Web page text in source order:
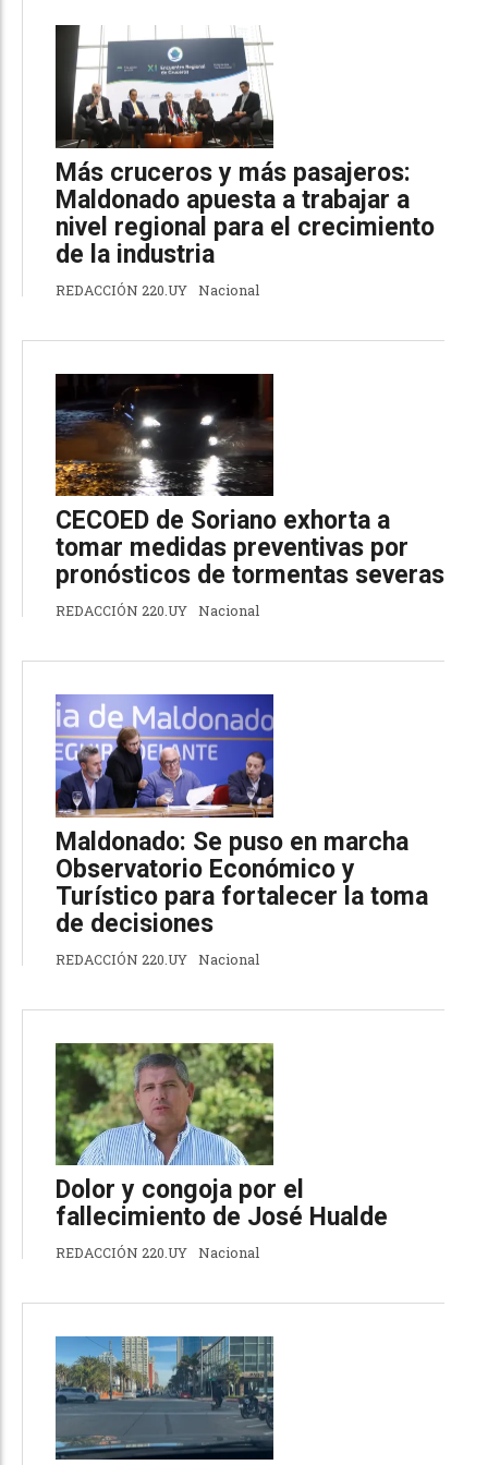
Más cruceros y más pasajeros:
Maldonado apuesta a trabajar a
nivel regional para el crecimiento
de la industria
REDACCIÓN 220.UY Nacional
CECOED de Soriano exhorta a
tomar medidas preventivas por
pronósticos de tormentas severas
REDACCIÓN 220.UY Nacional
Maldonado: Se puso en marcha
Observatorio Económico y
Turístico para fortalecer la toma
de decisiones
REDACCIÓN 220.UY Nacional
Dolor y congoja por el
fallecimiento de José Hualde
REDACCIÓN 220.UY Nacional